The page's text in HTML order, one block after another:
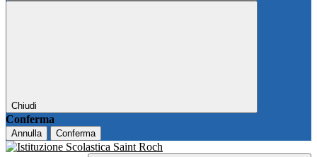
Chiudi
Conferma
Annulla Conferma